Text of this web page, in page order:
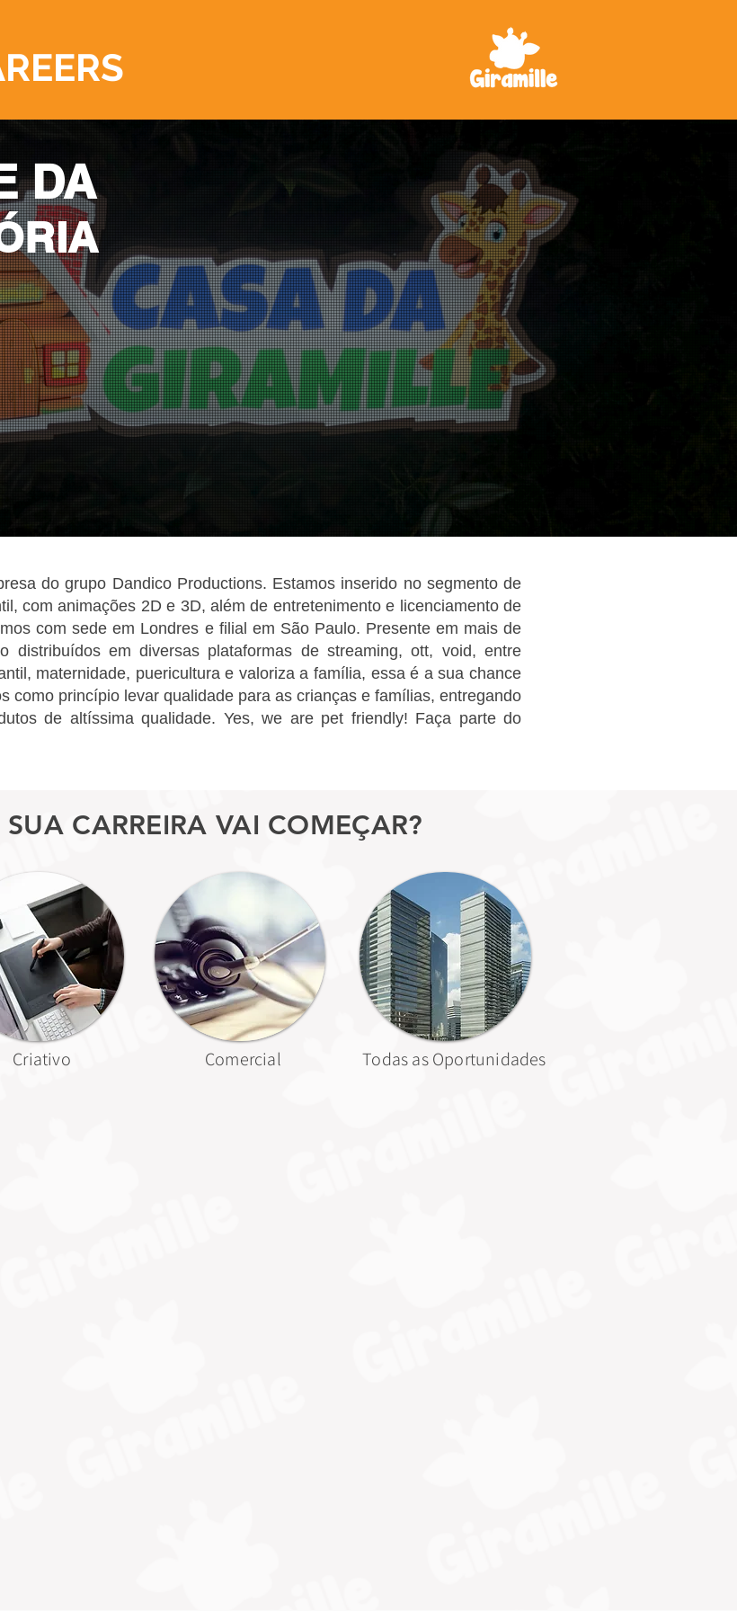
DA
do grupo Dandico Productions. Estamos inserido no segmento de
com animações 2D e 3D, além de entretenimento e licenciamento de
com sede em Londres e filial em São Paulo. Presente em mais de
distribuídos em diversas plataformas de streaming, ott, void, entre
maternidade, puericultura e valoriza a família, essa é a sua chance
como princípio levar qualidade para as crianças e famílias, entregando
de altíssima qualidade. Yes, we are pet friendly! Faça parte do
CARREIRA VAI COMEÇAR?
Criativo Comercial Todas as Oportunidades